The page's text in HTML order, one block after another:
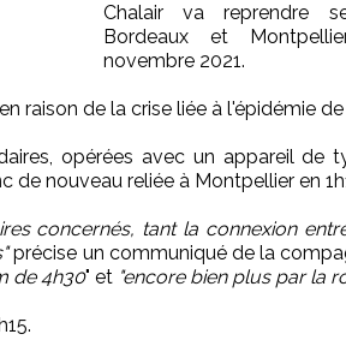
Chalair va reprendre
Bordeaux et
novembre 2021.
raison de la crise liée à l'épidémie
opérées avec un appareil de
de nouveau reliée à Montpellier en
concernés, tant la connexion
précise un communiqué de la
de 4h30" et "encore bien plus par la